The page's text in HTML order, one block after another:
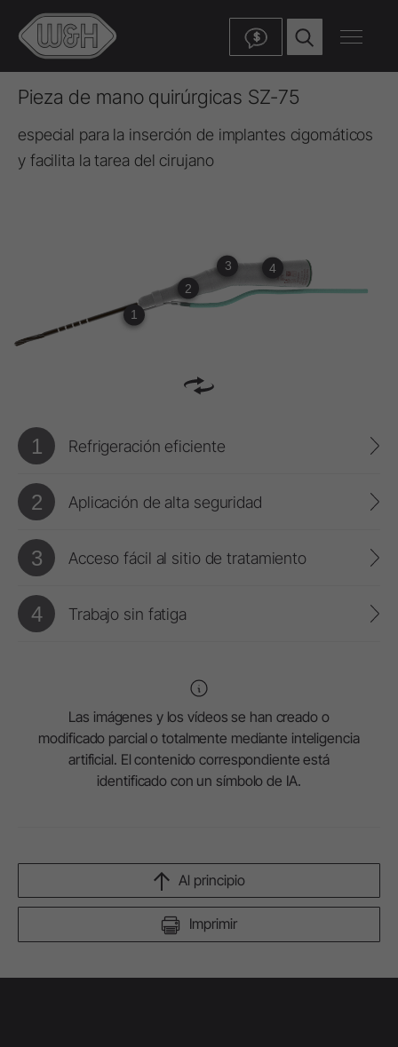
$
Pieza de mano quirúrgicas SZ-75
especial para la inserción de implantes cigomáticos
y facilita la tarea del cirujano
1
2
3 4
1 Refrigeración eficiente
2 Aplicación de alta seguridad
3 Acceso fácil al sitio de tratamiento
4 Trabajo sin fatiga
Las imágenes y los vídeos se han creado o
modificado parcial o totalmente mediante inteligencia
artificial. El contenido correspondiente está
identificado con un símbolo de IA.
Imprimir
Al principio